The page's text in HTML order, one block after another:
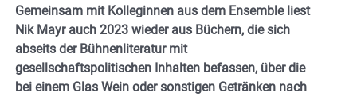
Gemeinsam mit Kolleginnen aus dem Ensemble liest
Nik Mayr auch 2023 wieder aus Büchern, die sich
abseits der Bühnenliteratur mit
gesellschaftspolitischen Inhalten befassen, über die
bei einem Glas Wein oder sonstigen Getränken nach